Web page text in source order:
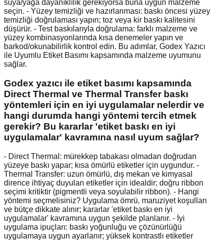
suya/yağa dayanıklılık gerekiyorsa buna uygun malzeme
seçin. - Yüzey temizliği ve hazırlanması: baskı öncesi yüzey
temizliği doğrulaması yapın; toz veya kir baskı kalitesini
düşürür. - Test baskılarıyla doğrulama: farklı malzeme ve
yüzey kombinasyonlarında kısa denemeler yapın ve
barkod/okunabilirlik kontrol edin. Bu adımlar, Godex Yazıcı
ile Uyumlu Etiket Basımı kapsamında malzeme uyumunu
sağlar.
Godex yazıcı ile etiket basımı kapsamında
Direct Thermal ve Thermal Transfer baskı
yöntemleri için en iyi uygulamalar nelerdir ve
hangi durumda hangi yöntemi tercih etmek
gerekir? Bu kararlar 'etiket baskı en iyi
uygulamalar' kavramına nasıl uyum sağlar?
- Direct Thermal: mürekkep tabakası olmadan doğrudan
yüzeye baskı yapar; kısa ömürlü etiketler için uygundur. -
Thermal Transfer: uzun ömürlü, dış mekan ve kimyasal
dirence ihtiyaç duyulan etiketler için idealdir; doğru ribbon
seçimi kritiktir (pigmentli veya soyulabilir ribbon). - Hangi
yöntemi seçmelisiniz? Uygulama ömrü, maruziyet koşulları
ve bütçe dikkate alınır; kararlar 'etiket baskı en iyi
uygulamalar' kavramına uygun şekilde planlanır. - İyi
uygulama ipuçları: baskı yoğunluğu ve çözünürlüğü
uygulamaya uygun ayarlanır; yüksek kontrastlı etiketler